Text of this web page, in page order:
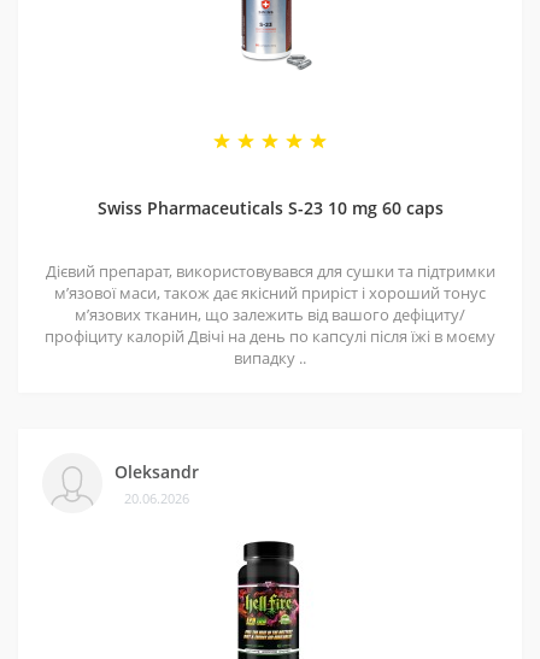
Swiss Pharmaceuticals S-23 10 mg 60 caps
Дієвий препарат, використовувався для сушки та підтримки
мʼязової маси, також дає якісний приріст і хороший тонус
мʼязових тканин, що залежить від вашого дефіциту/
профіциту калорій Двічі на день по капсулі після їжі в моєму
випадку ..
Oleksandr
20.06.2026